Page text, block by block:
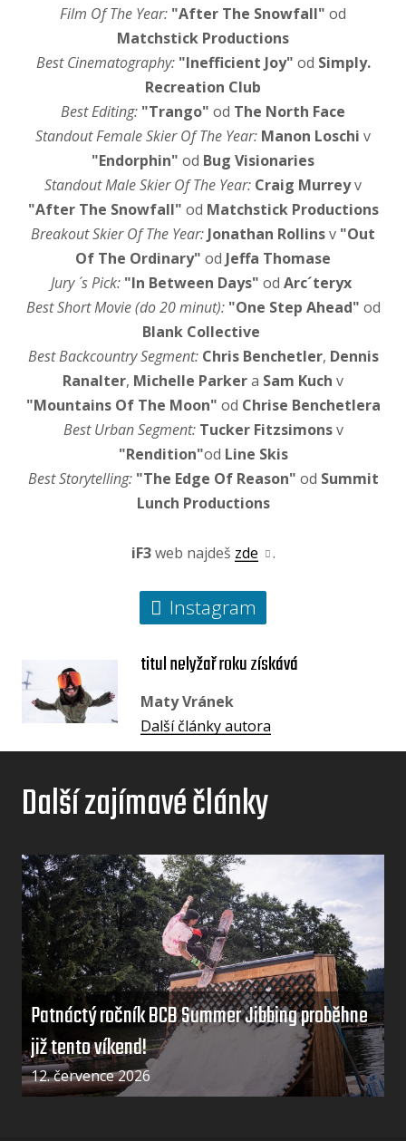
Film Of The Year: "After The Snowfall" od
Matchstick Productions
Best Cinematography: "Inefficient Joy" od Simply.
Recreation Club
Best Editing: "Trango" od The North Face
Standout Female Skier Of The Year: Manon Loschi v
"Endorphin" od Bug Visionaries
Standout Male Skier Of The Year: Craig Murreyv
"After The Snowfall" od Matchstick Productions
Breakout Skier Of The Year: Jonathan Rollinsv "Out
Of The Ordinary" od Jeffa Thomase
Jury ´ s Pick: "In Between Days" od Arc´teryx
Best Short Movie (do 20 minut): "One Step Ahead" od
Blank Collective
Best Backcountry Segment: Chris Benchetler, Dennis
Ranalter, Michelle Parkera Sam Kuch v
"Mountains Of The Moon" od Chrise Benchetlera
Best Urban Segment: Tucker Fitzsimonsv
"Rendition"od Line Skis
Best Storytelling:"The Edge Of Reason" od Summit
Lunch Productions
iF3web najdeš zde .
Instagram
titul nelyžař roku získává
Maty Vránek
Další články autora
Další zajímavé články
Patnáctý ročník BCB Summer Jibbing proběhne
již tento víkend!
12. července 2026